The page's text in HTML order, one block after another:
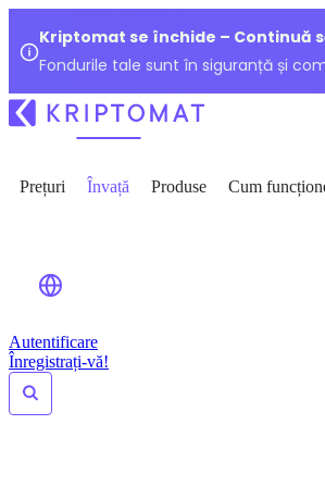
Kriptomat se închide – Continuă
Fondurile tale sunt în siguranță și
Prețuri Învață Produse Cum
Autentificare
Înregistrați-vă!